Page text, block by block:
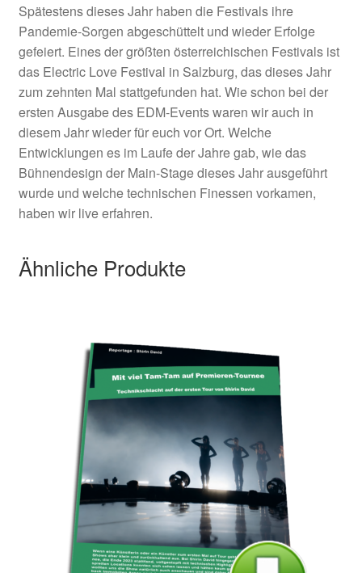
Spätestens dieses Jahr haben die Festivals ihre
Pandemie-Sorgen abgeschüttelt und wieder Erfolge
gefeiert. Eines der größten österreichischen Festivals ist
das Electric Love Festival in Salzburg, das dieses Jahr
zum zehnten Mal stattgefunden hat. Wie schon bei der
ersten Ausgabe des EDM-Events waren wir auch in
diesem Jahr wieder für euch vor Ort. Welche
Entwicklungen es im Laufe der Jahre gab, wie das
Bühnendesign der Main-Stage dieses Jahr ausgeführt
wurde und welche technischen Finessen vorkamen,
haben wir live erfahren.
Ähnliche Produkte